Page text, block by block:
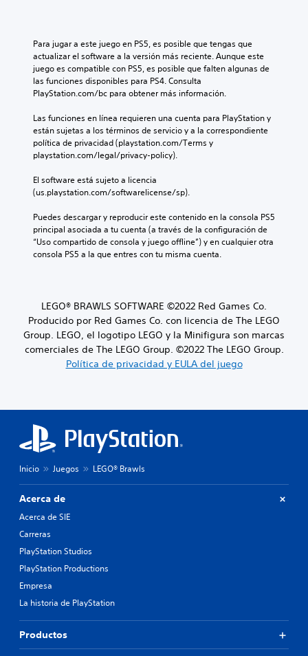
Para jugar a este juego en PS5, es posible que tengas que
actualizar el software a la versión más reciente. Aunque este
juego es compatible con PS5, es posible que falten algunas de
las funciones disponibles para PS4. Consulta
PlayStation.com/bc para obtener más información.
Las funciones en línea requieren una cuenta para PlayStation y
están sujetas a los términos de servicio y a la correspondiente
política de privacidad (playstation.com/Terms y
playstation.com/legal/privacy-policy).
El software está sujeto a licencia
(us.playstation.com/softwarelicense/sp).
Puedes descargar y reproducir este contenido en la consola PS5
principal asociada a tu cuenta (a través de la configuración de
“Uso compartido de consola y juego offline”) y en cualquier otra
consola PS5 a la que entres con tu misma cuenta.
LEGO® BRAWLS SOFTWARE ©2022 Red Games Co.
Producido por Red Games Co. con licencia de The LEGO
Group. LEGO, el logotipo LEGO y la Minifigura son marcas
comerciales de The LEGO Group. ©2022 The LEGO Group.
Política de privacidad y EULA del juego
Inicio Juegos LEGO® Brawls
Acerca de
Acerca de SIE
Carreras
PlayStation Studios
PlayStation Productions
Empresa
La historia de PlayStation
Productos